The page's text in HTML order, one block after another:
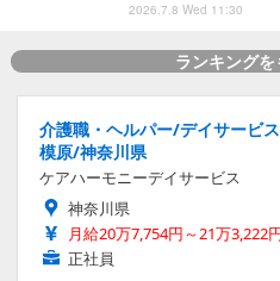
2026.7.8 Wed 11:30
ランキング
介護職・ヘルパー/デイサービ
模原/神奈川県
ケアハーモニーデイサービス
神奈川県
月給20万7,754円～21万3,222
正社員